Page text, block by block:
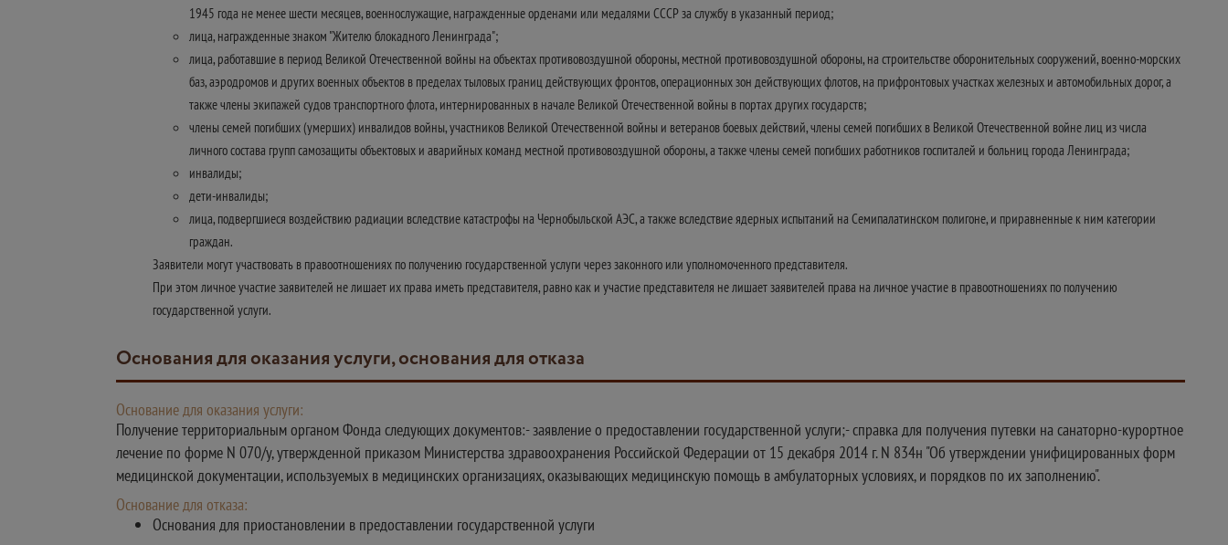
1945 года не менее шести месяцев, военнослужащие, награжденные орденами или медалями СССР за службу в указанный период;
лица, награжденные знаком "Жителю блокадного Ленинграда";
лица, работавшие в период Великой Отечественной войны на объектах противовоздушной обороны, местной противовоздушной обороны, на строительстве оборонительных сооружений, военно-морских
баз, аэродромов и других военных объектов в пределах тыловых границ действующих фронтов, операционных зон действующих флотов, на прифронтовых участках железных и автомобильных дорог, а
также члены экипажей судов транспортного флота, интернированных в начале Великой Отечественной войны в портах других государств;
члены семей погибших (умерших) инвалидов войны, участников Великой Отечественной войны и ветеранов боевых действий, члены семей погибших в Великой Отечественной войне лиц из числа
личного состава групп самозащиты объектовых и аварийных команд местной противовоздушной обороны, а также члены семей погибших работников госпиталей и больниц города Ленинграда;
инвалиды;
дети-инвалиды;
лица, подвергшиеся воздействию радиации вследствие катастрофы на Чернобыльской АЭС, а также вследствие ядерных испытаний на Семипалатинском полигоне, и приравненные к ним категории
граждан.
Заявители могут участвовать в правоотношениях по получению государственной услуги через законного или уполномоченного представителя.
При этом личное участие заявителей не лишает их права иметь представителя, равно как и участие представителя не лишает заявителей права на личное участие в правоотношениях по получению
государственной услуги.
Основания для оказания услуги, основания для отказа
Основание для оказания услуги:
Получение территориальным органом Фонда следующих документов:- заявление о предоставлении государственной услуги;- справка для получения путевки на санаторно-курортное
лечение по форме N 070/у, утвержденной приказом Министерства здравоохранения Российской Федерации от 15 декабря 2014 г. N 834н "Об утверждении унифицированных форм
медицинской документации, используемых в медицинских организациях, оказывающих медицинскую помощь в амбулаторных условиях, и порядков по их заполнению".
Основание для отказа:
Основания для приостановлении в предоставлении государственной услуги